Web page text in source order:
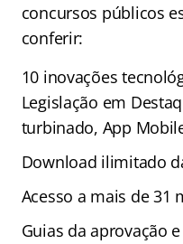
concursos públicos
conferir:
10 inovações
Legislação em
turbinado, App
Download ilimitado
Acesso a mais de 31
Guias da aprovação